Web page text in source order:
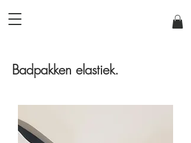
Badpakken elastiek.